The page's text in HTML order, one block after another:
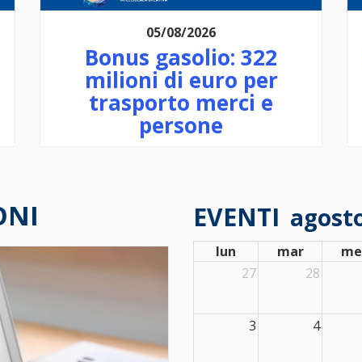
26/03/2026
Campagna 730/2026
EVENTI
lun
mar
27
28
3 4